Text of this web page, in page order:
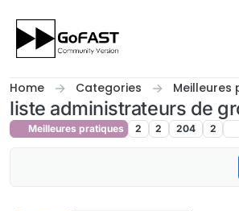
Home Categories Meilleures
liste administrateurs de
Meilleures pratiques 2 2 204 2